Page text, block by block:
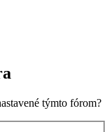
týmto fórom?